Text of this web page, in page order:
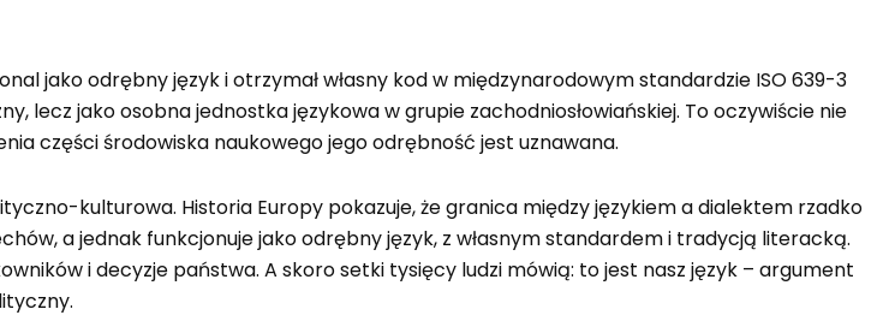
jako odrębny język i otrzymał własny kod w międzynarodowym standardzie ISO 639-3
lecz jako osobna jednostka językowa w grupie zachodniosłowiańskiej. To oczywiście nie
części środowiska naukowego jego odrębność jest uznawana.
kulturowa. Historia Europy pokazuje, że granica między językiem a dialektem rzadko
a jednak funkcjonuje jako odrębny język, z własnym standardem i tradycją literacką.
i decyzje państwa. A skoro setki tysięcy ludzi mówią: to jest nasz język – argument